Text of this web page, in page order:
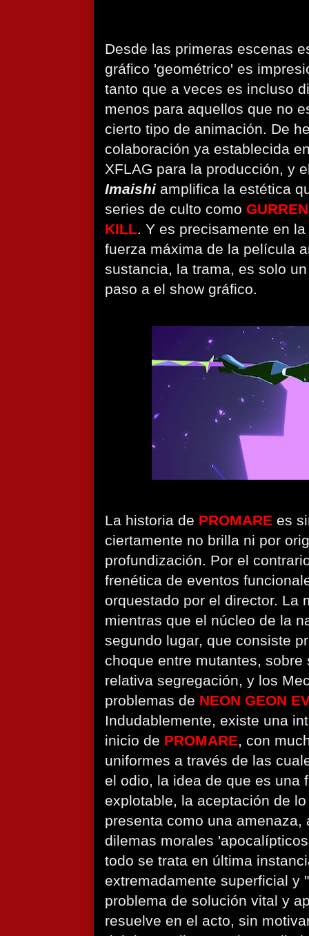
Desde las primeras escenas
gráfico 'geométrico' es
tanto que a veces es incluso
menos para aquellos que no
cierto tipo de animación. De
colaboración ya establecida
XFLAG para la producción, y
Imaishi amplifica la estética
series de culto como
KILL. Y es precisamente en
fuerza máxima de la película
sustancia, la trama, es solo
paso a el show gráfico.
La historia de PROMARE es
ciertamente no brilla ni por
profundización. Por el
frenética de eventos
orquestado por el director. La
mientras que el núcleo de la
segundo lugar, que consiste
choque entre mutantes,
relativa segregación, y los
problemas de NEON GEON
Indudablemente, existe una
inicio de PROMARE, con
uniformes a través de las
el odio, la idea de que es una
explotable, la aceptación de
presenta como una amenaza,
dilemas morales
todo se trata en última
extremadamente superficial y
problema de solución vital y
resuelve en el acto, sin